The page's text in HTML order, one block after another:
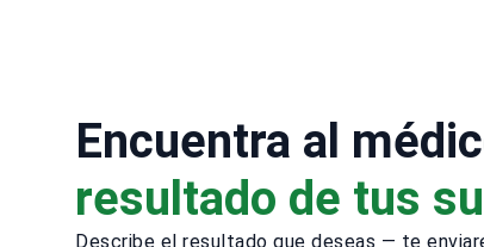
Encuentra al
resultado de tus
Describe el resultado que deseas — te